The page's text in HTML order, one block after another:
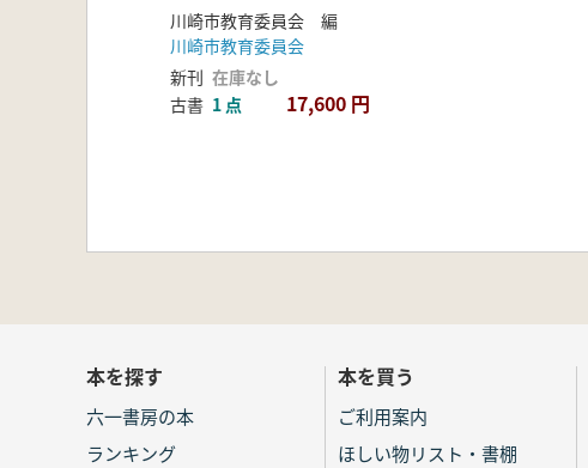
川崎市教育委員会 編
川崎市教育委員会
新刊 在庫なし
古書 1 点 17,600 円
本を探す
六一書房の本
ランキング
本を買う
ご利用案内
ほしい物リスト・書棚